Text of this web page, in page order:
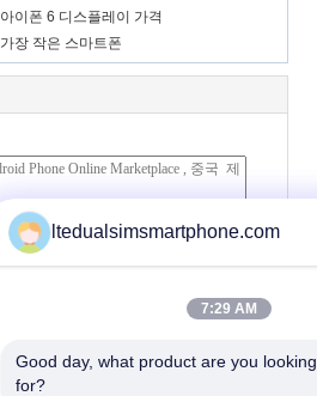
아이폰 6 디스플레이 가격
가장 작은 스마트폰
(0 / 3000)
ltedualsimsmartphone.com
7:29 AM
Good day, what product are you looking
for?